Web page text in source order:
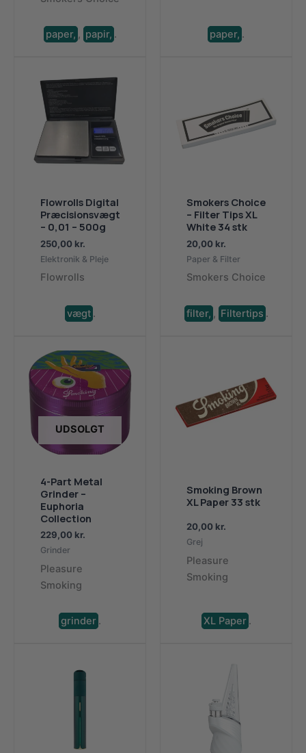
paper, , papir, . paper, .
Flowrolls Digital
Præcisionsvægt
– 0,01 – 500g
250,00 kr.
Elektronik & Pleje
Flowrolls
vægt .
Smokers Choice
– Filter Tips XL
White 34 stk
20,00 kr.
Paper & Filter
Smokers Choice
filter, , Filtertips .
UDSOLGT
4-Part Metal
Grinder –
Euphoria
Collection
229,00 kr.
Grinder
Pleasure
Smoking
grinder .
Smoking Brown
XL Paper 33 stk
20,00 kr.
Grej
Pleasure
Smoking
XL Paper .